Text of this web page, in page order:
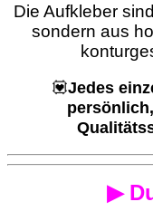
Die Aufkleber
sondern aus
💟Jedes
▶